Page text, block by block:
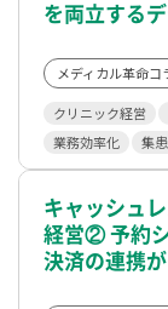
を両立する
メディカル革命コ
クリニック経営
業務効率化
集患
キャッシュ
経営② 予約
決済の連携